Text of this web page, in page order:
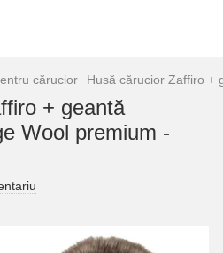
cărucior Husă cărucior Zaffiro +
+ geantă
Wool premium -